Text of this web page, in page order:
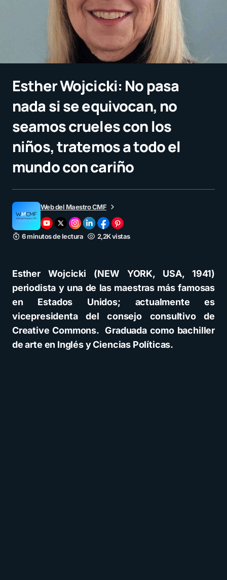
Esther Wojcicki: No pasa
nada si se equivocan, no
seamos crueles con los
niños, tratemos a todo el
mundo con cariño
Web del Maestro CMF
6 minutos de lectura 2,2K vistas
Esther Wojcicki (NEW YORK, USA, 1941)
periodista y una de las maestras más famosas
en Estados Unidos; actualmente es
vicepresidenta del consejo consultivo de
Creative Commons.​ Graduada como bachiller
de arte en Inglés y Ciencias Políticas.